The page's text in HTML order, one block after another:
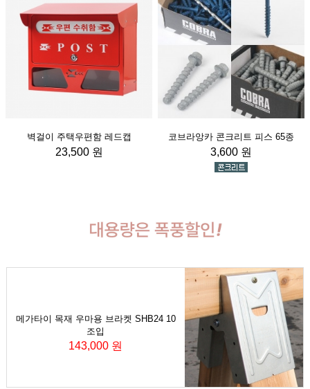
벽걸이 주택우편함 레드캡
23,500 원
코브라앙카 콘크리트 피스 65종
3,600 원
메가타이 목재 우마용 브라켓 SHB24 10
조입
143,000 원